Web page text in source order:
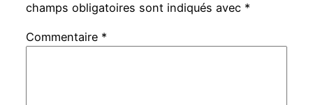
champs obligatoires sont indiqués avec *
Commentaire *